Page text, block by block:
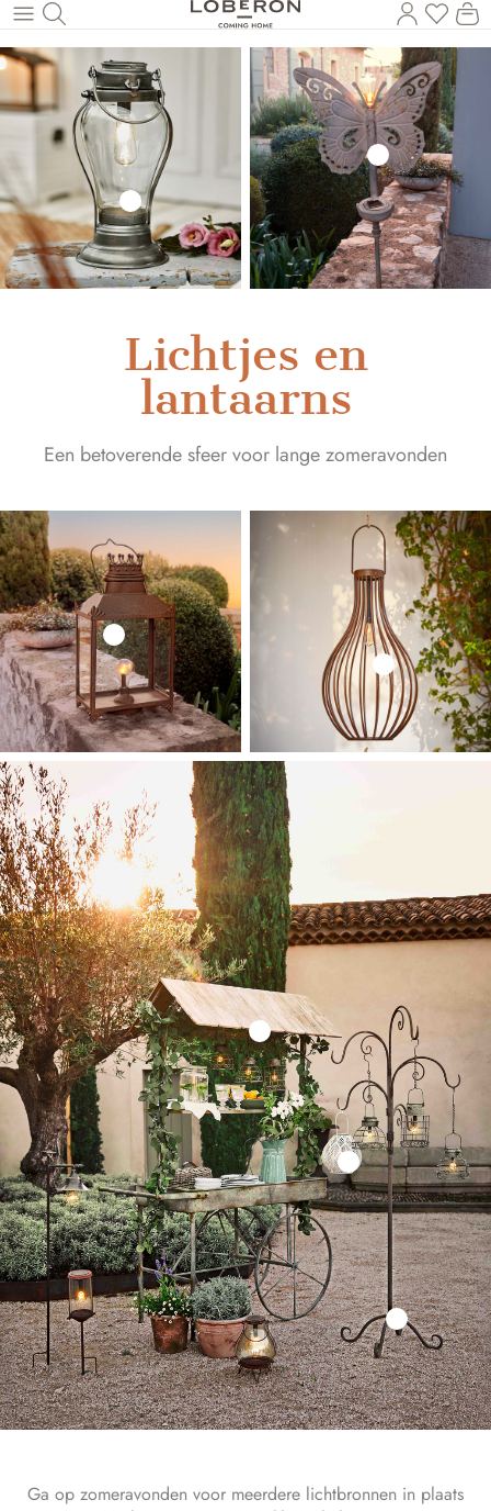
Naar de hoofdinhoud
U
Lichtjes en
lantaarns
Een betoverende sfeer voor lange zomeravonden
Ga op zomeravonden voor meerdere lichtbronnen in plaats